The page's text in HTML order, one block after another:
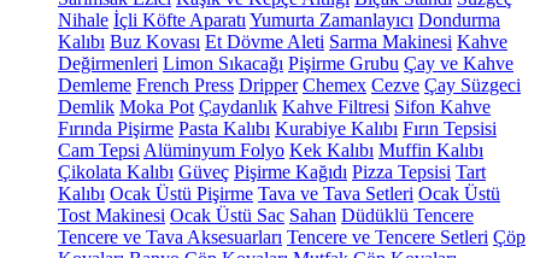
Nihale İçli Köfte Aparatı Yumurta Zamanlayıcı Dondurma
Kalıbı Buz Kovası Et Dövme Aleti Sarma Makinesi Kahve
Değirmenleri Limon Sıkacağı Pişirme Grubu Çay ve Kahve
Demleme French Press Dripper Chemex Cezve Çay Süzgeci
Demlik Moka Pot Çaydanlık Kahve Filtresi Sifon Kahve
Fırında Pişirme Pasta Kalıbı Kurabiye Kalıbı Fırın Tepsisi
Cam Tepsi Alüminyum Folyo Kek Kalıbı Muffin Kalıbı
Çikolata Kalıbı Güveç Pişirme Kağıdı Pizza Tepsisi Tart
Kalıbı Ocak Üstü Pişirme Tava ve Tava Setleri Ocak Üstü
Tost Makinesi Ocak Üstü Sac Sahan Düdüklü Tencere
Tencere ve Tava Aksesuarları Tencere ve Tencere Setleri Çöp